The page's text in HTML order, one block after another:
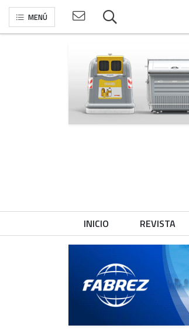
MENÚ
INICIO REVISTA